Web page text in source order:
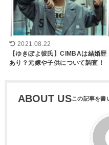
2021.08.22
【ゆきぽよ彼氏】CIMBAは結婚歴
あり？元嫁や子供について調査！
ABOUT US